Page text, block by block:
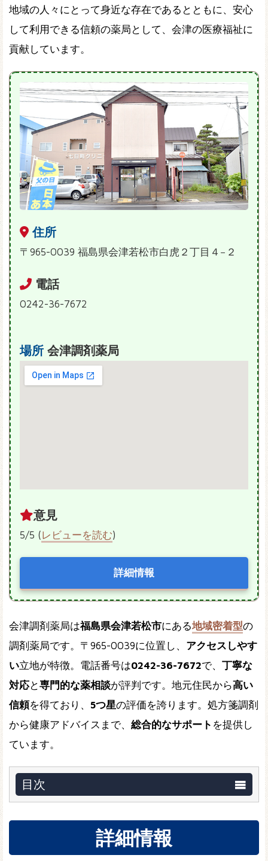
地域の人々にとって身近な存在であるとともに、安心
して利用できる信頼の薬局として、会津の医療福祉に
貢献しています。
住所
〒965-0039 福島県会津若松市白虎２丁目４−２
電話
0242-36-7672
場所 会津調剤薬局
意見
5/5 (レビューを読む)
詳細情報
会津調剤薬局は福島県会津若松市にある地域密着型の
調剤薬局です。〒965-0039に位置し、 アクセスしやす
い立地が特徴。電話番号は0242-36-7672で、 丁寧な
対応と専門的な薬相談が評判です。地元住民から高い
信頼を得ており、 5つ星の評価を誇ります。処方箋調剤
から健康アドバイスまで、 総合的なサポート を提供し
ています。
目次
詳細情報